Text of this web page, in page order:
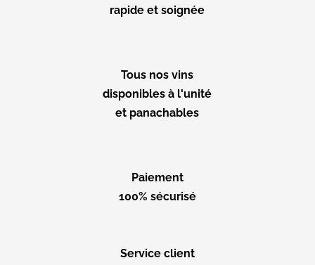
rapide et soignée
Tous nos vins
disponibles à l'unité
et panachables
Paiement
100% sécurisé
Service client